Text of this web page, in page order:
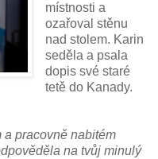
místnosti a
ozařoval stěnu
nad stolem. Karin
seděla a psala
dopis své staré
tetě do Kanady.
a pracovně nabitém
na tvůj minulý